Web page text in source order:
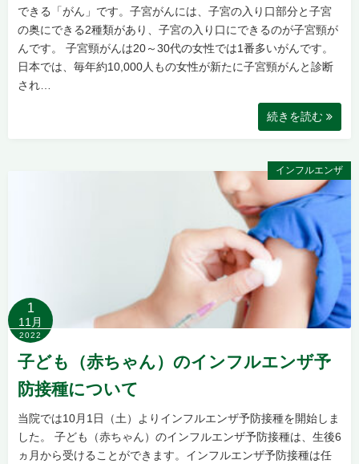
できる「がん」です。子宮がんには、子宮の入り口部分と子宮
の奥にできる2種類があり、子宮の入り口にできるのが子宮頸が
んです。 子宮頸がんは20～30代の女性では1番多いがんです。
日本では、毎年約10,000人もの女性が新たに子宮頸がんと診断
され…
続きを読む
インフルエンザ
1
11月
2022
子ども（赤ちゃん）のインフルエンザ予
防接種について
当院では10月1日（土）よりインフルエンザ予防接種を開始しま
した。 子ども（赤ちゃん）のインフルエンザ予防接種は、生後6
ヵ月から受けることができます。インフルエンザ予防接種は任